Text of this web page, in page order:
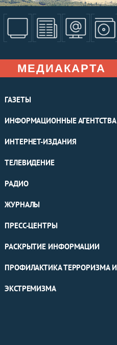
МЕДИАКАРТА
ГАЗЕТЫ
ИНФОРМАЦИОННЫЕ АГЕНТСТВА
ИНТЕРНЕТ-ИЗДАНИЯ
ТЕЛЕВИДЕНИЕ
РАДИО
ЖУРНАЛЫ
ПРЕСС-ЦЕНТРЫ
РАСКРЫТИЕ ИНФОРМАЦИИ
ПРОФИЛАКТИКА ТЕРРОРИЗМА И
ЭКСТРЕМИЗМА